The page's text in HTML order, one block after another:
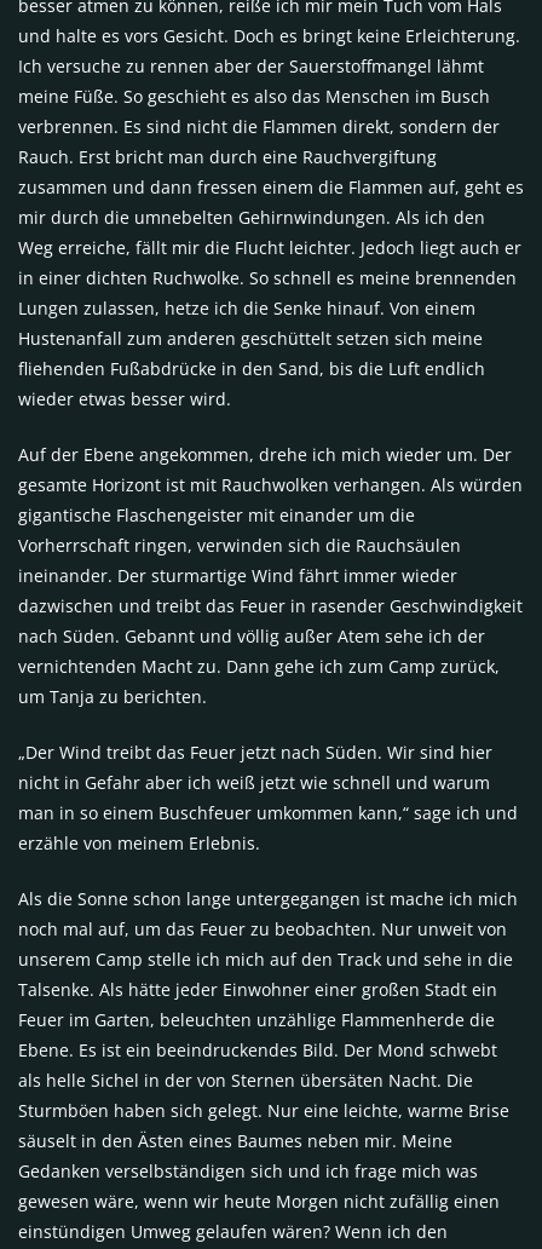
besser atmen zu können, reiße ich mir mein Tuch vom Hals
und halte es vors Gesicht. Doch es bringt keine Erleichterung.
Ich versuche zu rennen aber der Sauerstoffmangel lähmt
meine Füße. So geschieht es also das Menschen im Busch
verbrennen. Es sind nicht die Flammen direkt, sondern der
Rauch. Erst bricht man durch eine Rauchvergiftung
zusammen und dann fressen einem die Flammen auf, geht es
mir durch die umnebelten Gehirnwindungen. Als ich den
Weg erreiche, fällt mir die Flucht leichter. Jedoch liegt auch er
in einer dichten Ruchwolke. So schnell es meine brennenden
Lungen zulassen, hetze ich die Senke hinauf. Von einem
Hustenanfall zum anderen geschüttelt setzen sich meine
fliehenden Fußabdrücke in den Sand, bis die Luft endlich
wieder etwas besser wird.
Auf der Ebene angekommen, drehe ich mich wieder um. Der
gesamte Horizont ist mit Rauchwolken verhangen. Als würden
gigantische Flaschengeister mit einander um die
Vorherrschaft ringen, verwinden sich die Rauchsäulen
ineinander. Der sturmartige Wind fährt immer wieder
dazwischen und treibt das Feuer in rasender Geschwindigkeit
nach Süden. Gebannt und völlig außer Atem sehe ich der
vernichtenden Macht zu. Dann gehe ich zum Camp zurück,
um Tanja zu berichten.
„Der Wind treibt das Feuer jetzt nach Süden. Wir sind hier
nicht in Gefahr aber ich weiß jetzt wie schnell und warum
man in so einem Buschfeuer umkommen kann,“ sage ich und
erzähle von meinem Erlebnis.
Als die Sonne schon lange untergegangen ist mache ich mich
noch mal auf, um das Feuer zu beobachten. Nur unweit von
unserem Camp stelle ich mich auf den Track und sehe in die
Talsenke. Als hätte jeder Einwohner einer großen Stadt ein
Feuer im Garten, beleuchten unzählige Flammenherde die
Ebene. Es ist ein beeindruckendes Bild. Der Mond schwebt
als helle Sichel in der von Sternen übersäten Nacht. Die
Sturmböen haben sich gelegt. Nur eine leichte, warme Brise
säuselt in den Ästen eines Baumes neben mir. Meine
Gedanken verselbständigen sich und ich frage mich was
gewesen wäre, wenn wir heute Morgen nicht zufällig einen
einstündigen Umweg gelaufen wären? Wenn ich den